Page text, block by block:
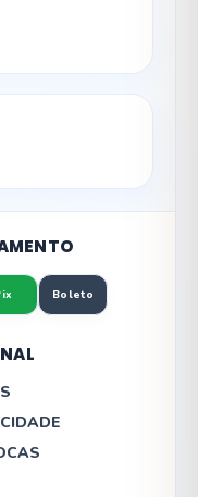
Boleto